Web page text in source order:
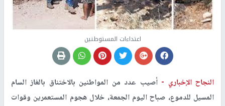
اعتداءات المستوطنين
النجاح الإخباري -أصيب عدد من المواطنين بالاختناق بالغاز السام
المسيل للدموع، صباح اليوم الجمعة، خلال هجوم المستعمرين وقوات